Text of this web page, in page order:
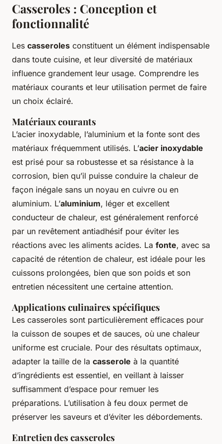
Casseroles : Conception et
fonctionnalité
Les casseroles constituent un élément indispensable
dans toute cuisine, et leur diversité de matériaux
influence grandement leur usage. Comprendre les
matériaux courants et leur utilisation permet de faire
un choix éclairé.
Matériaux courants
L’acier inoxydable, l’aluminium et la fonte sont des
matériaux fréquemment utilisés. L’acier inoxydable
est prisé pour sa robustesse et sa résistance à la
corrosion, bien qu’il puisse conduire la chaleur de
façon inégale sans un noyau en cuivre ou en
aluminium. L’aluminium, léger et excellent
conducteur de chaleur, est généralement renforcé
par un revêtement antiadhésif pour éviter les
réactions avec les aliments acides. La fonte, avec sa
capacité de rétention de chaleur, est idéale pour les
cuissons prolongées, bien que son poids et son
entretien nécessitent une certaine attention.
Applications culinaires spécifiques
Les casseroles sont particulièrement efficaces pour
la cuisson de soupes et de sauces, où une chaleur
uniforme est cruciale. Pour des résultats optimaux,
adapter la taille de la casserole à la quantité
d’ingrédients est essentiel, en veillant à laisser
suffisamment d’espace pour remuer les
préparations. L’utilisation à feu doux permet de
préserver les saveurs et d’éviter les débordements.
Entretien des casseroles